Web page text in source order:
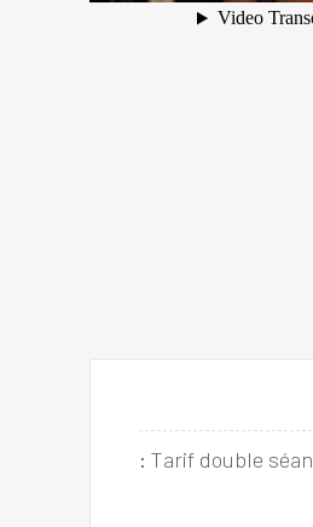
: Tarif double